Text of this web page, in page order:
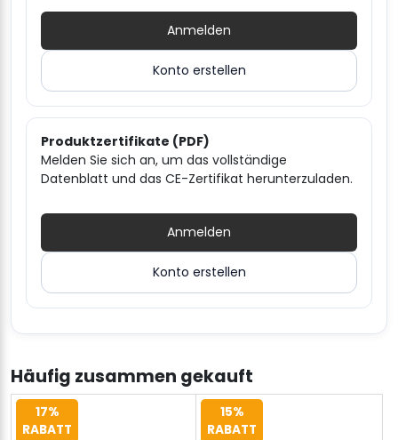
Anmelden
Konto erstellen
Produktzertifikate (PDF)
Melden Sie sich an, um das vollständige
Datenblatt und das CE-Zertifikat herunterzuladen.
Anmelden
Konto erstellen
Häufig zusammen gekauft
17%
RABATT
15%
RABATT